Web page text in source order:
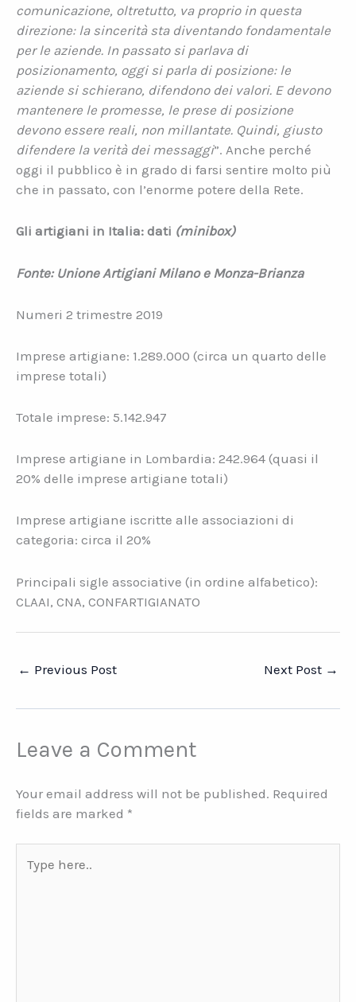
comunicazione, oltretutto, va proprio in questa
direzione: la sincerità sta diventando fondamentale
per le aziende. In passato si parlava di
posizionamento, oggi si parla di posizione: le
aziende si schierano, difendono dei valori. E devono
mantenere le promesse, le prese di posizione
devono essere reali, non millantate. Quindi, giusto
difendere la verità dei messaggi”. Anche perché
oggi il pubblico è in grado di farsi sentire molto più
che in passato, con l’enorme potere della Rete.
Gli artigiani in Italia: dati (minibox)
Fonte: Unione Artigiani Milano e Monza-Brianza
Numeri 2 trimestre 2019
Imprese artigiane: 1.289.000 (circa un quarto delle
imprese totali)
Totale imprese: 5.142.947
Imprese artigiane in Lombardia: 242.964 (quasi il
20% delle imprese artigiane totali)
Imprese artigiane iscritte alle associazioni di
categoria: circa il 20%
Principali sigle associative (in ordine alfabetico):
CLAAI, CNA, CONFARTIGIANATO
← Previous Post Next Post →
Leave a Comment
Your email address will not be published. Required
fields are marked *
here..